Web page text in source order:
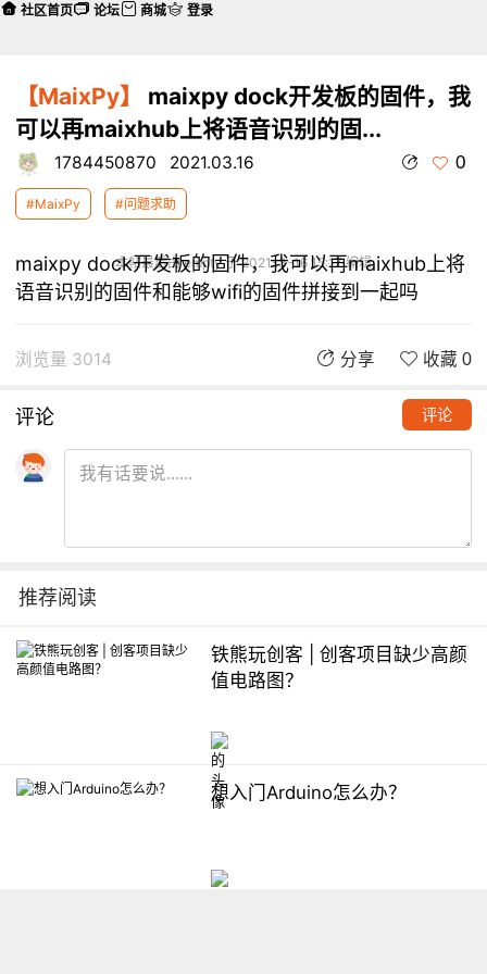
【MaixPy】
maixpy dock开发板的固件，我
可以再maixhub上将语音识别的固...
1784450870 2021.03.16 0
#MaixPy #问题求助
本帖最后由 empty 于 2021-3-16 15:17 编辑
maixpy dock开发板的固件，我可以再maixhub上将
语音识别的固件和能够wifi的固件拼接到一起吗
浏览量 3014 分享 收藏 0
评论 评论
推荐阅读
铁熊玩创客 | 创客项目缺少高颜
值电路图？
想入门Arduino怎么办？
社区首页 论坛 商城 登录